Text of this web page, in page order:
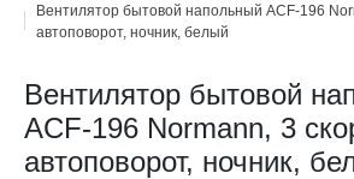
Вентилятор бытовой напольный ACF-196
автоповорот, ночник, белый
Вентилятор бытовой
ACF-196 Normann, 3
автоповорот, ночник,